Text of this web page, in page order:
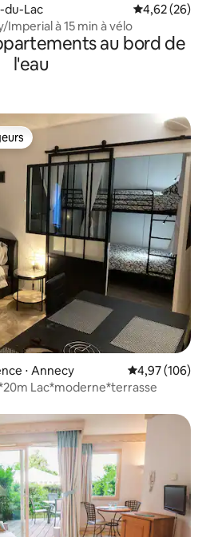
du-Lac Évaluation
4,62 (26)
Imperial à 15 min à vélo
au bord de
l'eau
les plus appréciés
⋅ Annecy Évaluation
4,97 (106)
Lac*moderne*terrasse